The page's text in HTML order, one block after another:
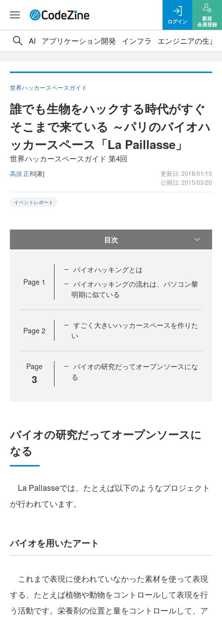
ログイン
新規
会員登録
AI アプリケーション開発 インフラ エンジニアの生き
世界ハッカースペースガイド
誰でも生物をハックする時代がすぐ
そこまで来ている ～パリのバイオハ
ッカースペース「La Paillasse」
世界ハッカースペースガイド 第4回
高須 正和[著]
更新日: 2018/01/10
公開日: 2015/03/20
イベントレポート
目次
Page 1
バイオハッキングとは
バイオハッキングの流れは、パソコン黎
明期に似ている
Page 2
すごく大きいハッカースペースを作りた
い
Page
3
バイオの研究だってオープンソースにな
る
バイオの研究だってオープンソースに
なる
La Pallasseでは、たとえば以下のようなプロジェクト
が行われています。
バイオを用いたアート
これまで表現に使われていなかった素材を使って表現
する、たとえば植物や動物をコントロールして表現を行
う活動です。栄養剤の位置と量をコントロールして、ア